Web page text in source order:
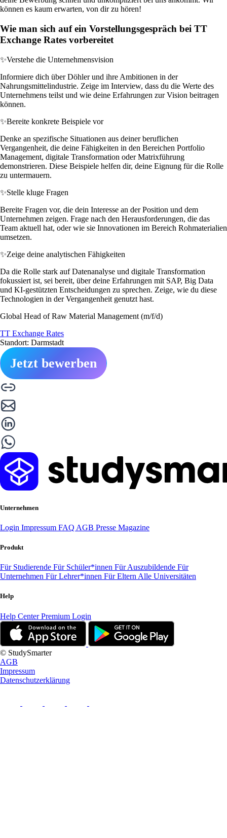
können es kaum erwarten, von dir zu hören!
Wie man sich auf ein Vorstellungsgespräch bei TT
Exchange Rates vorbereitet
✨Verstehe die Unternehmensvision
Informiere dich über Döhler und ihre Ambitionen in der
Nahrungsmittelindustrie. Zeige im Interview, dass du die Werte des
Unternehmens teilst und wie deine Erfahrungen zur Vision beitragen
können.
✨Bereite konkrete Beispiele vor
Denke an spezifische Situationen aus deiner beruflichen
Vergangenheit, die deine Fähigkeiten in den Bereichen Portfolio
Management, digitale Transformation oder Matrixführung
demonstrieren. Diese Beispiele helfen dir, deine Eignung für die Rolle
zu untermauern.
✨Stelle kluge Fragen
Bereite Fragen vor, die dein Interesse an der Position und dem
Unternehmen zeigen. Frage nach den Herausforderungen, die das
Team aktuell hat, oder wie sie Innovationen im Bereich Rohmaterialien
umsetzen.
✨Zeige deine analytischen Fähigkeiten
Da die Rolle stark auf Datenanalyse und digitale Transformation
fokussiert ist, sei bereit, über deine Erfahrungen mit SAP, Big Data
und KI-gestützten Entscheidungen zu sprechen. Zeige, wie du diese
Technologien in der Vergangenheit genutzt hast.
Global Head of Raw Material Management (m/f/d)
TT Exchange Rates
Standort: Darmstadt
Jetzt bewerben
Unternehmen
Login Impressum FAQ AGB Presse Magazine
Produkt
Für Studierende Für Schüler*innen Für Auszubildende Für
Unternehmen Für Lehrer*innen Für Eltern Alle Universitäten
Help
Help CenterPremium Login
© StudySmarter
AGB
Impressum
Datenschutzerklärung